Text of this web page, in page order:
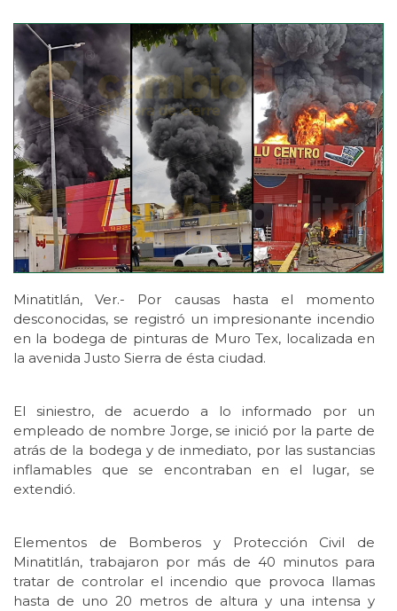
Minatitlán, Ver.- Por causas hasta el momento
desconocidas, se registró un impresionante incendio
en la bodega de pinturas de Muro Tex, localizada en
la avenida Justo Sierra de ésta ciudad.
El siniestro, de acuerdo a lo informado por un
empleado de nombre Jorge, se inició por la parte de
atrás de la bodega y de inmediato, por las sustancias
inflamables que se encontraban en el lugar, se
extendió.
Elementos de Bomberos y Protección Civil de
Minatitlán, trabajaron por más de 40 minutos para
tratar de controlar el incendio que provoca llamas
hasta de uno 20 metros de altura y una intensa y